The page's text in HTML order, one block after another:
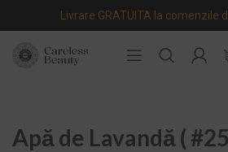
Livrare GRATUITA la comenzile
Apă de Lavandă (